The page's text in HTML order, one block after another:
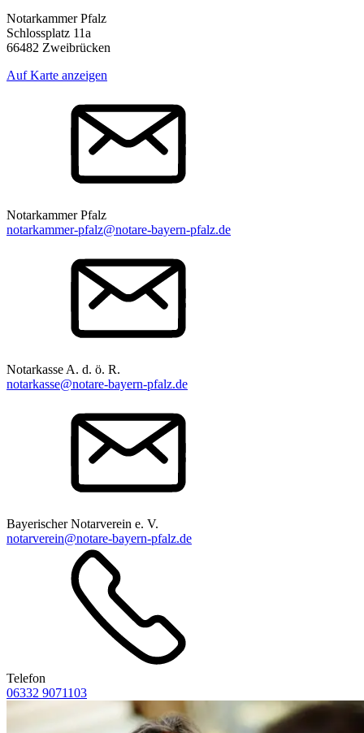
Notarkammer Pfalz
Schlossplatz 11a
66482 Zweibrücken
Auf Karte anzeigen
Notarkammer Pfalz
notarkammer-pfalz@notare-bayern-pfalz.de
Notarkasse A. d. ö. R.
notarkasse@notare-bayern-pfalz.de
Bayerischer Notarverein e. V.
notarverein@notare-bayern-pfalz.de
Telefon
06332 9071103